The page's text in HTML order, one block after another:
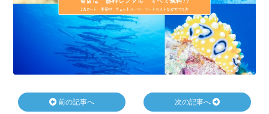
前の記事へ 次の記事へ